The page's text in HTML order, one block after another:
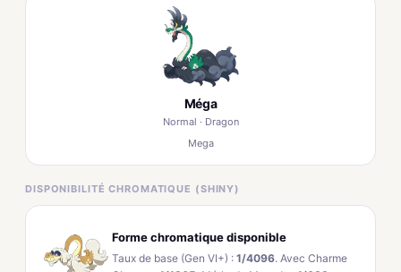
Méga
Normal · Dragon
Mega
DISPONIBILITÉ CHROMATIQUE (SHINY)
Forme chromatique disponible
Taux de base (Gen VI+) : 1/4096. Avec Charme